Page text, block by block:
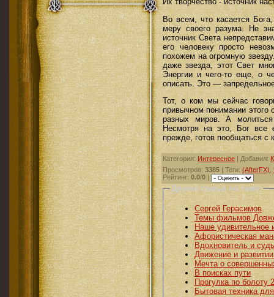
Во всем, что касается
меру своего разума. Не
источ­ник Света
его человеку просто
похожем на огромную
даже звезда, этот Свет
Энергии и чего-то еще, о
описать. Это —
Тот, о ком мы сейчас
привычном понимании
разных миров. А
Несмотря на это, Бог все
прежде, готов пообщаться с
Категория: Интересное Добавил:
Просмотров: 3385 Теги: (AfterFX)
Рейтинг: 0.0/0
Другие статьи по теме:
Сергей Герасимов
Темы фильмов
Наше удивительное
Афористическая
Вдохновитель и
Движение и
Мечта о
В поисках пути
Прогулка по болоту 2
Бытовая техника